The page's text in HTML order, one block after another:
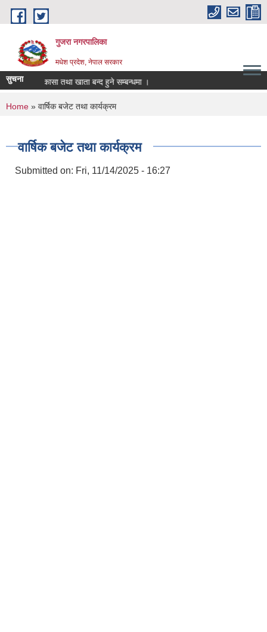
Skip to main content
गुजरा नगरपालिका
मधेश प्रदेश, नेपाल सरकार
सुचनानिकासा तथा खाता बन्द हुने सम्बन्धमा ।
You are here
Home » वार्षिक बजेट तथा कार्यक्रम
वार्षिक बजेट तथा कार्यक्रम
Submitted on: Fri, 11/14/2025 - 16:27